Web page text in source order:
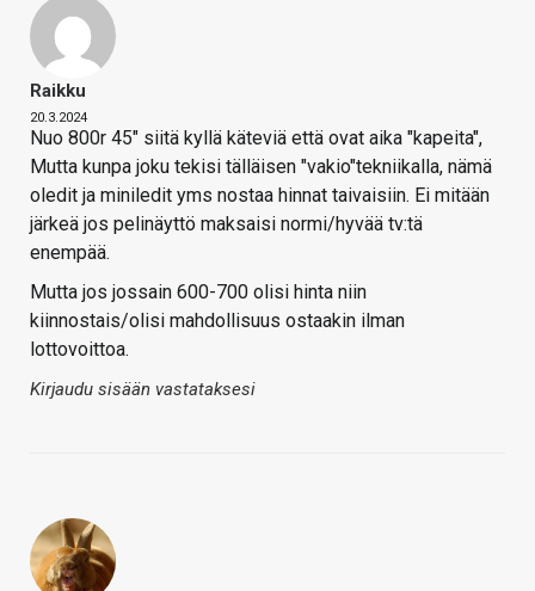
Raikku
20.3.2024
Nuo 800r 45" siitä kyllä käteviä että ovat aika "kapeita",
Mutta kunpa joku tekisi tälläisen "vakio"tekniikalla, nämä
oledit ja miniledit yms nostaa hinnat taivaisiin. Ei mitään
järkeä jos pelinäyttö maksaisi normi/hyvää tv:tä
enempää.
Mutta jos jossain 600-700 olisi hinta niin
kiinnostais/olisi mahdollisuus ostaakin ilman
lottovoittoa.
Kirjaudu sisään vastataksesi